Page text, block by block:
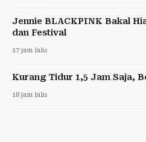
Jennie BLACKPINK Bakal
dan Festival
17 jam lalu
Kurang Tidur 1,5 Jam Saja,
18 jam lalu